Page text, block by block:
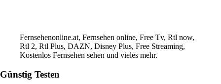
Fernsehenonline.at, Fernsehen online, Free Tv, Rtl now,
Rtl 2, Rtl Plus, DAZN, Disney Plus, Free Streaming,
Kostenlos Fernsehen sehen und vieles mehr.
Günstig Testen